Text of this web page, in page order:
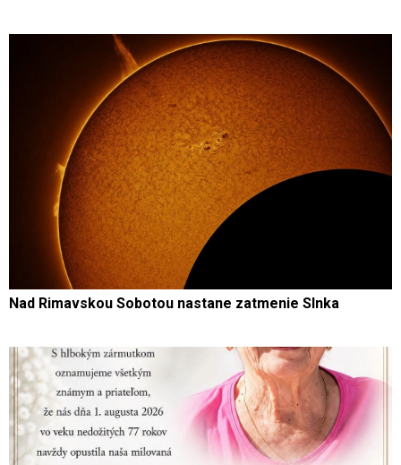
Nad Rimavskou Sobotou nastane zatmenie Slnka